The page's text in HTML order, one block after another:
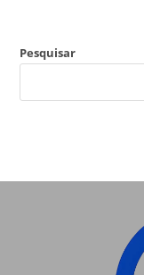
Pesquisar